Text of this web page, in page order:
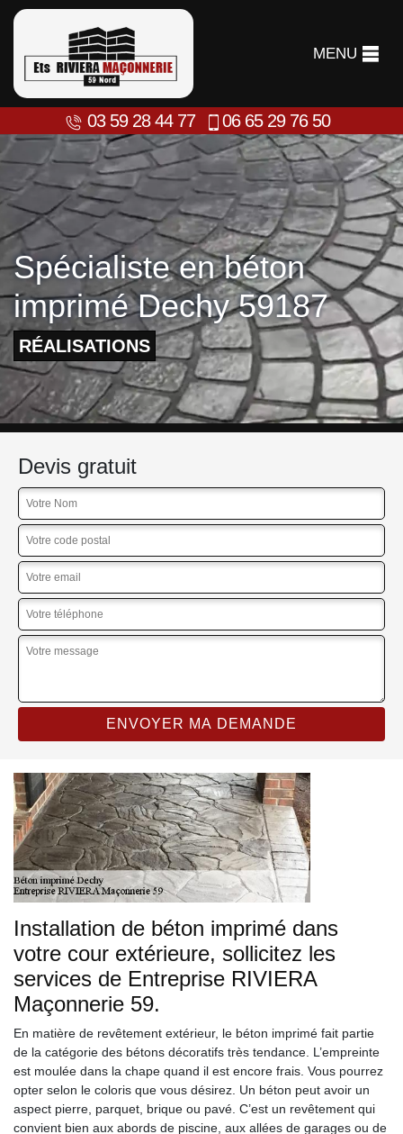
MENU
03 59 28 44 77 06 65 29 76 50
Spécialiste en béton
imprimé Dechy 59187
RÉALISATIONS
Devis gratuit
Installation de béton imprimé dans
votre cour extérieure, sollicitez les
services de Entreprise RIVIERA
Maçonnerie 59.
En matière de revêtement extérieur, le béton imprimé fait partie
de la catégorie des bétons décoratifs très tendance. L’empreinte
est moulée dans la chape quand il est encore frais. Vous pourrez
opter selon le coloris que vous désirez. Un béton peut avoir un
aspect pierre, parquet, brique ou pavé. C’est un revêtement qui
convient bien aux abords de piscine, aux allées de garages ou de